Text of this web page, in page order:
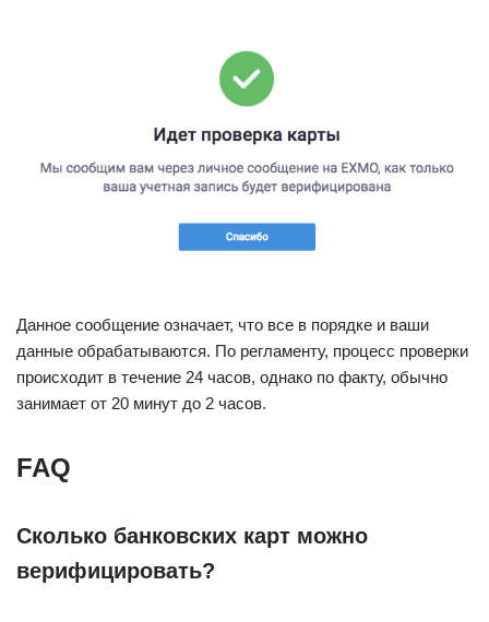
Данное сообщение означает, что все в порядке и ваши
данные обрабатываются. По регламенту, процесс проверки
происходит в течение 24 часов, однако по факту, обычно
занимает от 20 минут до 2 часов.
FAQ
Сколько банковских карт можно
верифицировать?